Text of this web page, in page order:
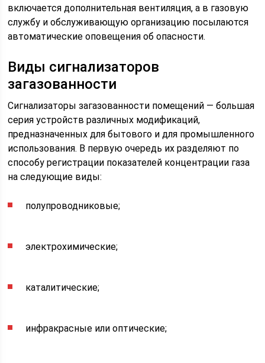
включается дополнительная вентиляция, а в газовую
службу и обслуживающую организацию посылаются
автоматические оповещения об опасности.
Виды сигнализаторов
загазованности
Сигнализаторы загазованности помещений — большая
серия устройств различных модификаций,
предназначенных для бытового и для промышленного
использования. В первую очередь их разделяют по
способу регистрации показателей концентрации газа
на следующие виды:
полупроводниковые;
электрохимические;
каталитические;
инфракрасные или оптические;